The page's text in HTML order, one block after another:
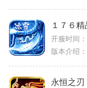
１７６
开服时间：
版本介绍：
永恒之刃